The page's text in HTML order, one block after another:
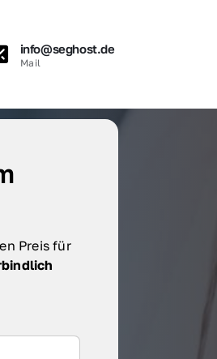
info@seghost.de
Mail
Preis für